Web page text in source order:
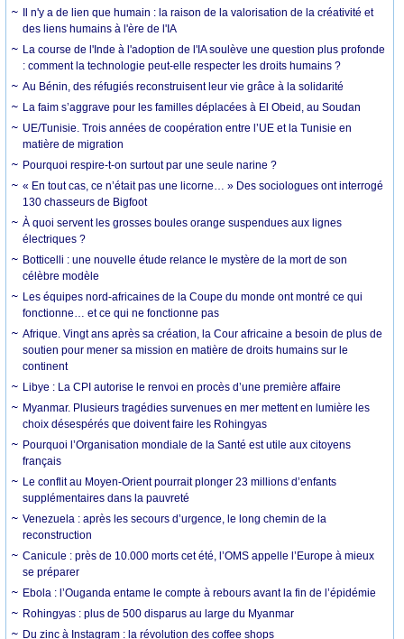
Il n'y a de lien que humain : la raison de la valorisation de la créativité et
des liens humains à l'ère de l'IA
La course de l'Inde à l'adoption de l'IA soulève une question plus profonde
: comment la technologie peut-elle respecter les droits humains ?
Au Bénin, des réfugiés reconstruisent leur vie grâce à la solidarité
La faim s’aggrave pour les familles déplacées à El Obeid, au Soudan
UE/Tunisie. Trois années de coopération entre l’UE et la Tunisie en
matière de migration
Pourquoi respire-t-on surtout par une seule narine ?
« En tout cas, ce n’était pas une licorne… » Des sociologues ont interrogé
130 chasseurs de Bigfoot
À quoi servent les grosses boules orange suspendues aux lignes
électriques ?
Botticelli : une nouvelle étude relance le mystère de la mort de son
célèbre modèle
Les équipes nord-africaines de la Coupe du monde ont montré ce qui
fonctionne… et ce qui ne fonctionne pas
Afrique. Vingt ans après sa création, la Cour africaine a besoin de plus de
soutien pour mener sa mission en matière de droits humains sur le
continent
Libye : La CPI autorise le renvoi en procès d’une première affaire
Myanmar. Plusieurs tragédies survenues en mer mettent en lumière les
choix désespérés que doivent faire les Rohingyas
Pourquoi l’Organisation mondiale de la Santé est utile aux citoyens
français
Le conflit au Moyen-Orient pourrait plonger 23 millions d’enfants
supplémentaires dans la pauvreté
Venezuela : après les secours d’urgence, le long chemin de la
reconstruction
Canicule : près de 10.000 morts cet été, l’OMS appelle l’Europe à mieux
se préparer
Ebola : l’Ouganda entame le compte à rebours avant la fin de l’épidémie
Rohingyas : plus de 500 disparus au large du Myanmar
Du zinc à Instagram : la révolution des coffee shops